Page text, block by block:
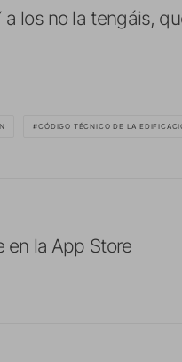
a los no la tengáis,
CÓDIGO TÉCNICO DE LA
en la App Store